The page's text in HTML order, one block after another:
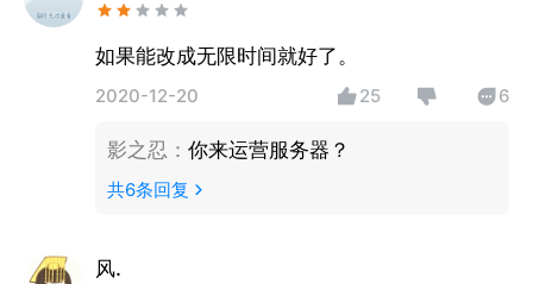
如果能改成无限时间就好了。
2020-12-20 25 6
影之忍 ： 你来运营服务器？
共6条回复
风.